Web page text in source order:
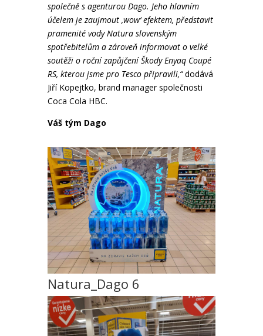
společně s agenturou Dago. Jeho hlavním
účelem je zaujmout ‚wow‘ efektem, představit
pramenité vody Natura slovenským
spotřebitelům a zároveň informovat o velké
soutěži o roční zapůjčení Škody Enyaq Coupé
RS, kterou jsme pro Tesco připravili,“dodává
Jiří Kopejtko, brand manager společnosti
Coca Cola HBC.
Váš tým Dago
Natura_Dago 6